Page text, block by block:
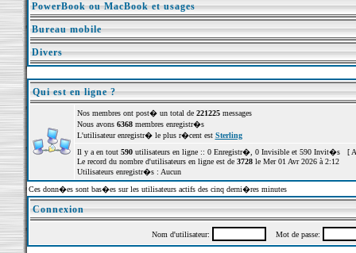
PowerBook ou MacBook et usages
Bureau mobile
Divers
Qui est en ligne ?
Nos membres ont post� un total de 221225messages
Nous avons 6368membres enregistr�s
L'utilisateur enregistr� le plus r�cent est Sterling
Il y a en tout 590utilisateurs en ligne :: 0 Enregistr�, 0 Invisible et 590 Invit�s [
Le record du nombre d'utilisateurs en ligne est de 3728le Mer 01 Avr 2026 à 2:12
Utilisateurs enregistr�s : Aucun
Ces donn�es sont bas�es sur les utilisateurs actifs des cinq derni�res minutes
Connexion
Nom d'utilisateur: Mot de passe: